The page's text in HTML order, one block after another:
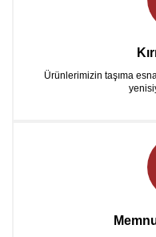
Ürünlerimizin taşıma